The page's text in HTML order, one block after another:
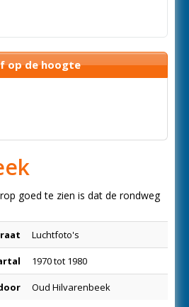
op de hoogte
goed te zien is dat de rondweg
Luchtfoto's
1970 tot 1980
Oud Hilvarenbeek